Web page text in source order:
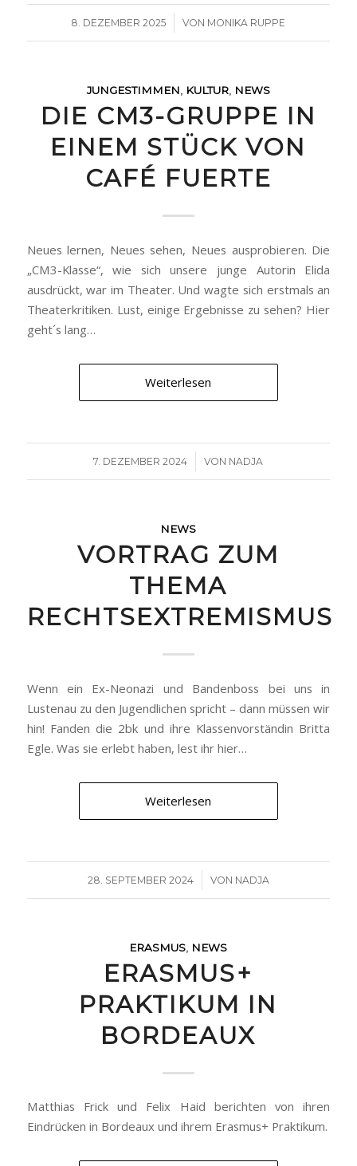
8. DEZEMBER 2025
/ VON MONIKA RUPPE
JUNGESTIMMEN, KULTUR, NEWS
DIE CM3-GRUPPE IN
EINEM STÜCK VON
CAFÉ FUERTE
Neues lernen, Neues sehen, Neues ausprobieren. Die
„CM3-Klasse“, wie sich unsere junge Autorin Elida
ausdrückt, war im Theater. Und wagte sich erstmals an
Theaterkritiken. Lust, einige Ergebnisse zu sehen? Hier
geht´s lang…
Weiterlesen
7. DEZEMBER 2024
/ VON NADJA
NEWS
VORTRAG ZUM
THEMA
RECHTSEXTREMISMUS
Wenn ein Ex-Neonazi und Bandenboss bei uns in
Lustenau zu den Jugendlichen spricht – dann müssen wir
hin! Fanden die 2bk und ihre Klassenvorständin Britta
Egle. Was sie erlebt haben, lest ihr hier…
Weiterlesen
28. SEPTEMBER 2024
/ VON NADJA
ERASMUS, NEWS
ERASMUS+
PRAKTIKUM IN
BORDEAUX
Matthias Frick und Felix Haid berichten von ihren
Eindrücken in Bordeaux und ihrem Erasmus+ Praktikum.